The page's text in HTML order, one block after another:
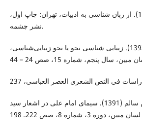
صفوی، کورش (1373). از زبان شناسی به ادبیات، تهران: چاپ اول،
نشر چشمه.
صیادی نژاد، روح ا... (1393). زیبایی شناسی نحو یا نحو زیبایی‌شناسی،
عرب، عباس و شیرین سالم (1391). سيمای امام علی در اشعار سيد